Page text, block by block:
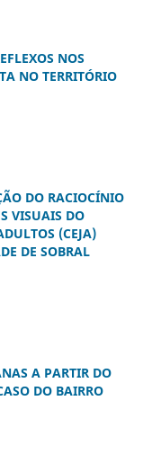
NOS
NO TERRITÓRIO
DO RACIOCÍNIO
VISUAIS DO
(CEJA)
DE SOBRAL
A PARTIR DO
DO BAIRRO